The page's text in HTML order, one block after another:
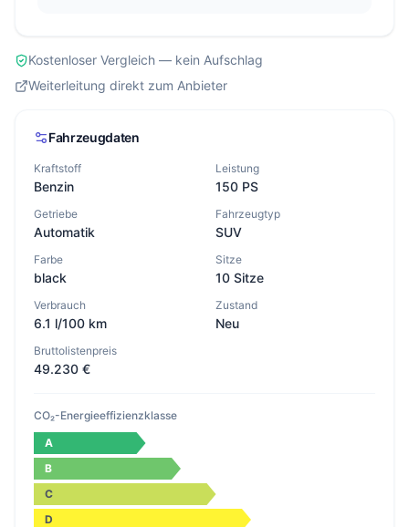
Kostenloser Vergleich — kein Aufschlag
Weiterleitung direkt zum Anbieter
Fahrzeugdaten
Kraftstoff
Benzin
Leistung
150 PS
Getriebe
Automatik
Fahrzeugtyp
SUV
Farbe
black
Sitze
10 Sitze
Verbrauch
6.1 l/100 km
Zustand
Neu
Bruttolistenpreis
49.230 €
CO₂-Energieeffizienzklasse
A
B
C
D